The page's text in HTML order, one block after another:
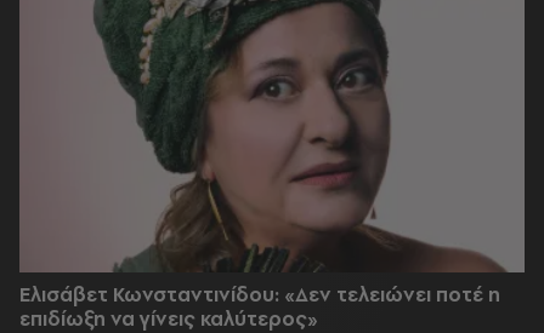
Ελισάβετ Κωνσταντινίδου: «Δεν τελειώνει ποτέ η
επιδίωξη να γίνεις καλύτερος»